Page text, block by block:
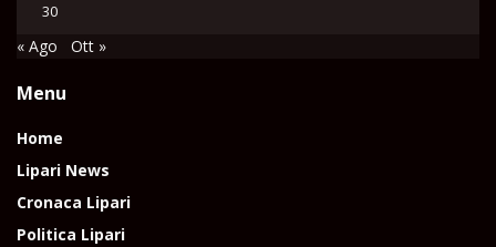
30
« Ago Ott »
Menu
Home
Lipari News
Cronaca Lipari
Politica Lipari